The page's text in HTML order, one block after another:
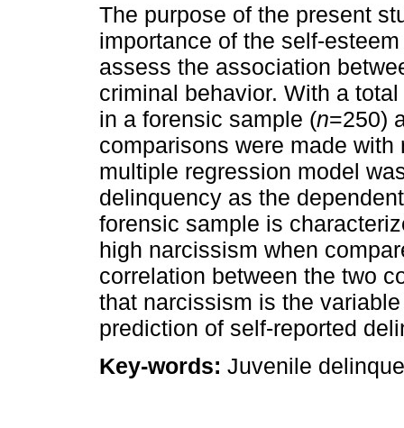
The purpose of the present
importance of the self-
assess the association
criminal behavior. With a
in a forensic sample (n=250)
comparisons were made
multiple regression model
delinquency as the
forensic sample is
high narcissism when
correlation between the two
that narcissism is the
prediction of self-reported
Key-words: Juvenile